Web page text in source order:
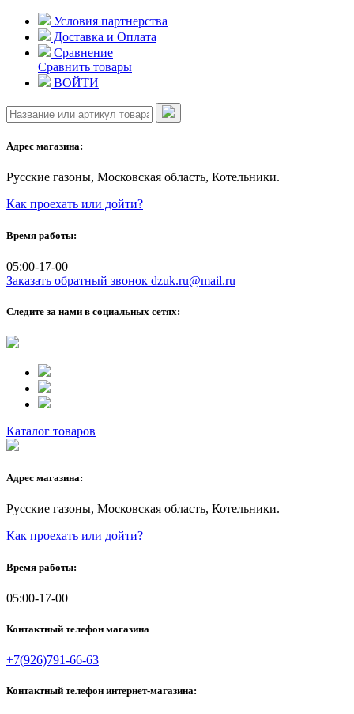
Skip
content
Условия партнерства
Доставка и Оплата
Сравнение
Сравнить товары
ВОЙТИ
Адрес магазина:
Русские газоны, Московская область, Котельники.
Как проехать или дойти?
Время работы:
05:00-17-00
Заказать обратный звонок dzuk.ru@mail.ru
Следите за нами в социальных сетях:
Каталог товаров
Адрес магазина:
Русские газоны, Московская область, Котельники.
Как проехать или дойти?
Время работы:
05:00-17-00
Контактный телефон магазина
+7(926)791-66-63
Контактный телефон интернет-магазина: